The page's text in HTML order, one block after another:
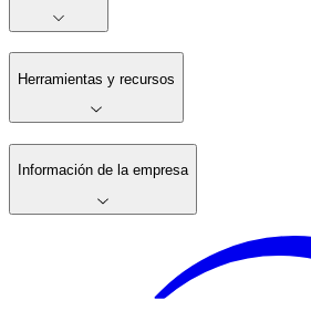
Herramientas y recursos
Información de la empresa